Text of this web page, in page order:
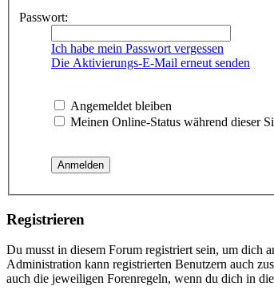
Passwort:
Ich habe mein Passwort vergessen
Die Aktivierungs-E-Mail erneut senden
Angemeldet bleiben
Meinen Online-Status während dieser
Registrieren
Du musst in diesem Forum registriert sein, um
Administration kann registrierten Benutzern auch
auch die jeweiligen Forenregeln, wenn du dich in